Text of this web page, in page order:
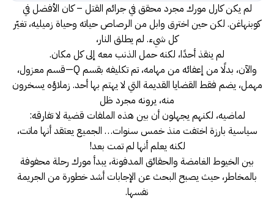
لم يكن كارل مورك مجرد محقق في جرائم القتل – كان الأفضل في
كوبنهاغن. لكن حين اخترق وابل من الرصاص حياته وحياة زميليه، تغيّر
كل شيء. لم يطلق النار،
لم ينقذ أحدًا، لكنه حمل الذنب معه إلى كل مكان.
والآن، بدلًا من إعفائه من مهامه، تم تكليفه بقسم Q—قسم معزول،
مهمل، يضم فقط القضايا القديمة التي لا يهتم بها أحد. زملاؤه يسخرون
منه، يرونه مجرد ظل
لماضيه، لكنهم يجهلون أن بين هذه الملفات قضية لا تفارقه:
سياسية بارزة اختفت منذ خمس سنوات… الجميع يعتقد أنها ماتت،
لكنه يعلم أنها لم تمت بعد!
بين الخيوط الغامضة والحقائق المدفونة، يبدأ مورك رحلة محفوفة
بالمخاطر، حيث يصبح البحث عن الإجابات أشد خطورة من الجريمة
نفسها.